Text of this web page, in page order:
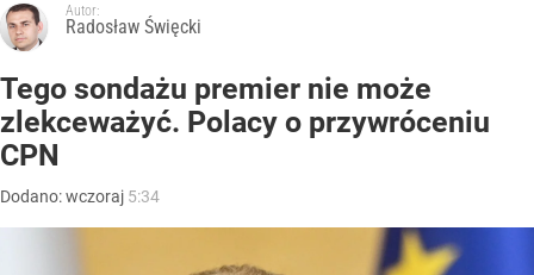
Autor:
Radosław Święcki
Tego sondażu premier nie może
zlekceważyć. Polacy o przywróceniu
CPN
Dodano:wczoraj 5:34